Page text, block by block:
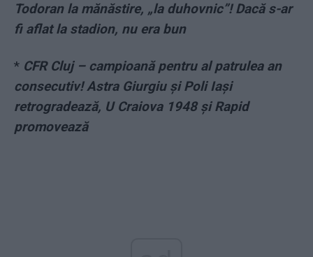
Todoran la mănăstire, „la duhovnic”! Dacă s-ar
fi aflat la stadion, nu era bun
* CFR Cluj – campioană pentru al patrulea an
consecutiv! Astra Giurgiu și Poli Iași
retrogradează, U Craiova 1948 și Rapid
promovează